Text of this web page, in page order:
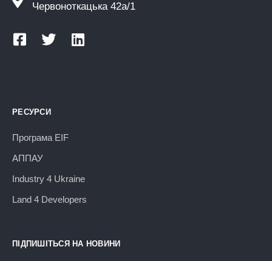
Червоноткацька 42а/1
РЕСУРСИ
Програма EIF
АППАУ
Industry 4 Ukraine
Land 4 Developers
ПІДПИШІТЬСЯ НА НОВИНИ